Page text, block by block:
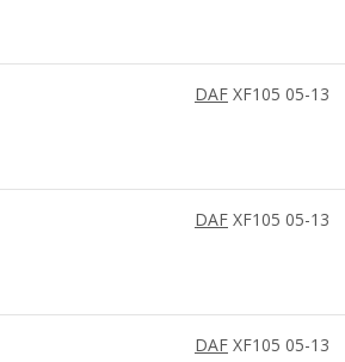
DAF XF105 05-13
DAF XF105 05-13
DAF XF105 05-13